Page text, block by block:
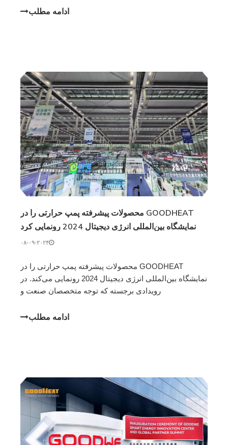
گسترده‌ای را به خود جلب کرد. GOODHEAT دو محصول
ادامه مطلب
GOODHEAT محصولات پیشرفته پمپ حرارتی را در
نمایشگاه بین‌المللی انرژی دیجیتال 2024 رونمایی کرد
۰۸-۰۹-۲۰۲۴
GOODHEAT محصولات پیشرفته پمپ حرارتی را در
نمایشگاه بین‌المللی انرژی دیجیتال 2024 رونمایی می‌کند. در
رویدادی برجسته که توجه متخصصان صنعت و
شرکت‌های تابعه GOODWE ، اولین حضور چشمگیر خود را
ادامه مطلب